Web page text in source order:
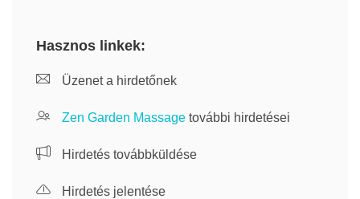
Hasznos linkek:
Üzenet a hirdetőnek
Zen Garden Massage további hirdetései
Hirdetés továbbküldése
Hirdetés jelentése